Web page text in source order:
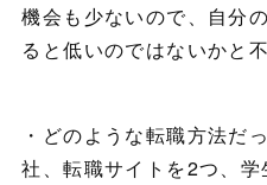
機会も少ないので、自分
ると低いのではないかと
・どのような転職方法だ
社、転職サイトを2つ、